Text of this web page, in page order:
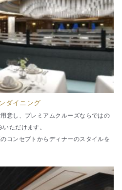
ダイニング
意し、プレミアムクルーズならではの
ただけます。
コンセプトからディナーのスタイルを